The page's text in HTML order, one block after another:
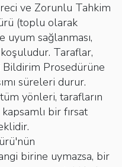
ve Zorunlu Tahkim
(toplu olarak
sağlanması,
Taraflar,
Prosedürüne
süreleri durur.
yönleri, tarafların
bir fırsat
birine uymazsa, bir